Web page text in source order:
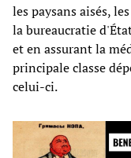
les paysans aisés,
la bureaucratie
et en assurant la
principale classe
celui-ci.